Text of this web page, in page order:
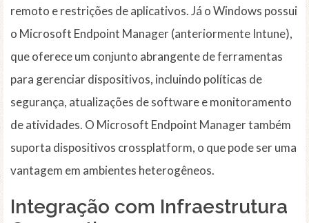
remoto e restrições de aplicativos. Já o Windows possui
o Microsoft Endpoint Manager (anteriormente Intune),
que oferece um conjunto abrangente de ferramentas
para gerenciar dispositivos, incluindo políticas de
segurança, atualizações de software e monitoramento
de atividades. O Microsoft Endpoint Manager também
suporta dispositivos crossplatform, o que pode ser uma
vantagem em ambientes heterogêneos.
Integração com Infraestrutura